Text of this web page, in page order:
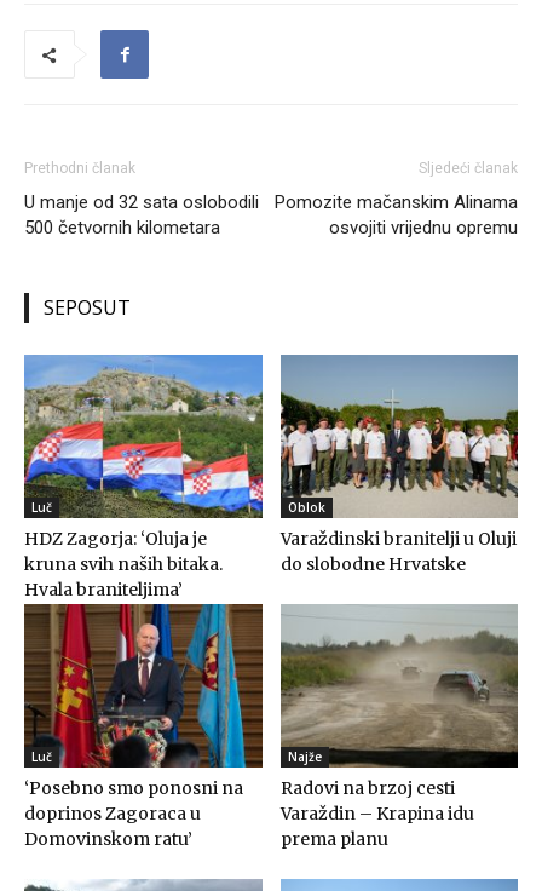
Prethodni članak
U manje od 32 sata oslobodili
500 četvornih kilometara
Sljedeći članak
Pomozite mačanskim Alinama
osvojiti vrijednu opremu
SEPOSUT
Luč
HDZ Zagorja: ‘Oluja je
kruna svih naših bitaka.
Hvala braniteljima’
Oblok
Varaždinski branitelji u Oluji
do slobodne Hrvatske
Luč
‘Posebno smo ponosni na
doprinos Zagoraca u
Domovinskom ratu’
Najže
Radovi na brzoj cesti
Varaždin – Krapina idu
prema planu